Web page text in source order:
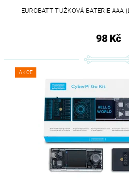
EUROBATT TUŽKOVÁ BATERIE AAA
98 Kč
AKCE